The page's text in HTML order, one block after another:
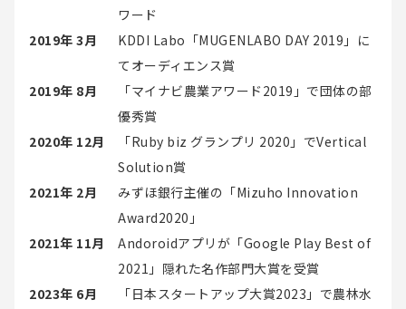
ワード
2019年 3月
KDDI Labo「MUGENLABO DAY 2019」に
てオーディエンス賞
2019年 8月
「マイナビ農業アワード2019」で団体の部
優秀賞
2020年 12月
「Ruby biz グランプリ 2020」でVertical
Solution賞
2021年 2月
みずほ銀行主催の「Mizuho Innovation
Award2020」
2021年 11月
Andoroidアプリが「Google Play Best of
2021」隠れた名作部門大賞を受賞
2023年 6月
「日本スタートアップ大賞2023」で農林水